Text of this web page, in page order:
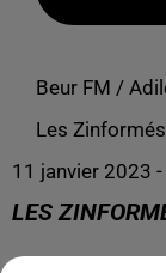
Beur FM /
Les Zinformés
11 janvier 2023
LES